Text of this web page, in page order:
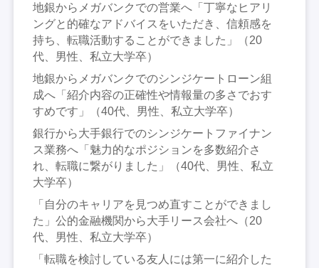
地銀からメガバンクでの営業へ「丁寧なヒアリ
ングと的確なアドバイスをいただき、信頼感を
持ち、転職活動することができました」（20
代、男性、私立大学卒）
地銀からメガバンクでのシンジケートローン組
成へ「紹介内容の正確性や情報量の多さでおす
すめです」（40代、男性、私立大学卒）
銀行から大手銀行でのシンジケートファイナン
ス業務へ「魅力的なポジションを多数紹介さ
れ、転職に繋がりました」（40代、男性、私立
大学卒）
「自分のキャリアを見つめ直すことができまし
た」公的金融機関から大手リース会社へ（20
代、男性、私立大学卒）
「転職を検討している友人には第一に紹介した